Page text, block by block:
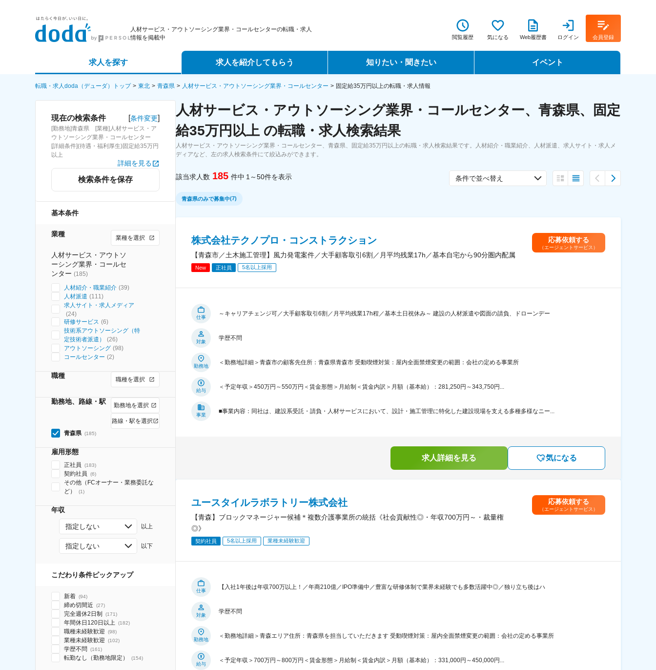
人材サービス・アウトソーシング業界・コールセンターの転職・求人
情報を掲載中
閲覧履歴 気になる Web履歴書 ログイン 会員登録
求人を探す
詳細条件から探す
求人特集から探す
求人を紹介してもらう
エージェントサービス
スカウトサービス
パートナーエージェントサービス
知りたい・聞きたい
転職ノウハウ
データで見る転職
コラム・インタビュー
イベント
転職フェア
転職・求人doda（デューダ）トップ 東北 青森県 人材サービス・アウトソーシング業界・コールセンター 固定給35万円以上の転職・求人情報
現在の検索条件 [条件変更]
[勤務地]青森県 [業種]人材サービス・ア
ウトソーシング業界・コールセンター
[詳細条件](待遇・福利厚生)固定給35万円
以上
詳細を見る
検索条件を保存
基本条件
業種 業種を選択
人材サービス・アウトソ
ーシング業界・コールセ
ンター (185)
人材紹介・職業紹介 (39)
人材派遣 (111)
求人サイト・求人メディア
(24)
研修サービス (6)
技術系アウトソーシング（特
定技術者派遣）
(26)
アウトソーシング (98)
コールセンター (2)
職種 職種を選択
勤務地、路線・駅 勤務地を選択
路線・駅を選択
青森県 (185)
雇用形態
正社員 (183)
契約社員 (6)
その他（FCオーナー・業務委託な
ど）
(1)
年収
指定しない 以上
指定しない 以下
こだわり条件ピックアップ
新着 (94)
締め切間近 (27)
完全週休2日制 (171)
年間休日120日以上 (182)
職種未経験歓迎 (98)
業種未経験歓迎 (102)
学歴不問 (161)
転勤なし（勤務地限定） (154)
人材サービス・アウトソーシング業界・コールセンター、青森県、固定
給35万円以上 の転職・求人検索結果
人材サービス・アウトソーシング業界・コールセンター、青森県、固定給35万円以上の転職・求人検索結果です。人材紹介・職業紹介、人材派遣、求人サイト・求人メ
ディアなど、左の求人検索条件にて絞込みができます。
該当求人数 185 件中 1～50件を表示 条件で並べ替え
青森県のみで募集中(7)
株式会社テクノプロ・コンストラクション
【青森市／土木施工管理】風力発電案件／大手顧客取引6割／月平均残業17h／基本自宅から90分圏内配属
New 正社員 5名以上採用
応募依頼する
（エージェントサービス）
仕事
～キャリアチェンジ可／大手顧客取引6割／月平均残業17h程／基本土日祝休み～ 建設の人材派遣や図面の請負、ドローンデー
対象
学歴不問
勤務地
＜勤務地詳細＞青森市の顧客先住所：青森県青森市 受動喫煙対策：屋内全面禁煙変更の範囲：会社の定める事業所
給与
＜予定年収＞450万円～550万円＜賃金形態＞月給制＜賃金内訳＞月額（基本給）：281,250円～343,750円...
事業
■事業内容：同社は、建設系受託・請負・人材サービスにおいて、設計・施工管理に特化した建設現場を支える多種多様なニー...
求人詳細を見る 気になる
ユースタイルラボラトリー株式会社
【青森】ブロックマネージャー候補＊複数介護事業所の統括《社会貢献性◎・年収700万円～・裁量権
◎》
契約社員 5名以上採用 業種未経験歓迎
応募依頼する
（エージェントサービス）
仕事
【入社1年後は年収700万以上！／年商210億／IPO準備中／豊富な研修体制で業界未経験でも多数活躍中◎／独り立ち後はハ
対象
学歴不問
勤務地
＜勤務地詳細＞青森エリア住所：青森県を担当していただきます 受動喫煙対策：屋内全面禁煙変更の範囲：会社の定める事業所
給与
＜予定年収＞700万円～800万円＜賃金形態＞月給制＜賃金内訳＞月額（基本給）：331,000円～450,000円...